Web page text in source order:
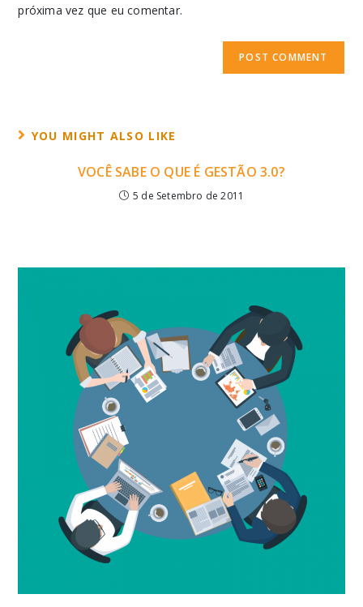
próxima vez que eu comentar.
YOU MIGHT ALSO LIKE
VOCÊ SABE O QUE É GESTÃO 3.0?
5 de Setembro de 2011